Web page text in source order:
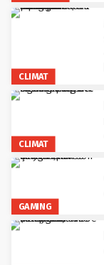
CLIMAT
CLIMAT
GAMING